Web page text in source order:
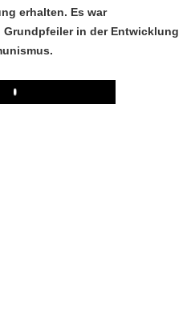
erhalten. Es war
in der Entwicklung
Play